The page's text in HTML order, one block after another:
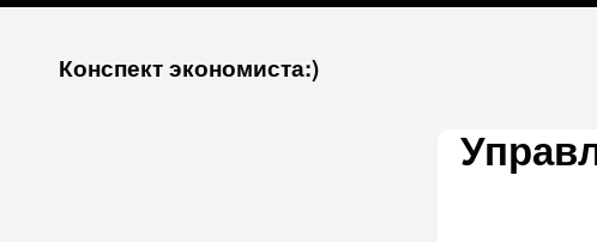
Конспект экономиста:)